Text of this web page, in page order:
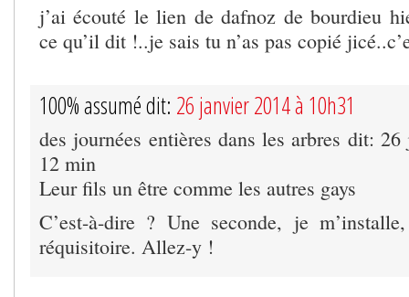
j’ai écouté le lien de dafnoz de bourdieu
ce qu’il dit !..je sais tu n’as pas copié
100% assumé dit: 26 janvier 2014 à 10h31
des journées entières dans les arbres dit:
12 min
Leur fils un être comme les autres gays
C’est-à-dire ? Une seconde, je
réquisitoire. Allez-y !